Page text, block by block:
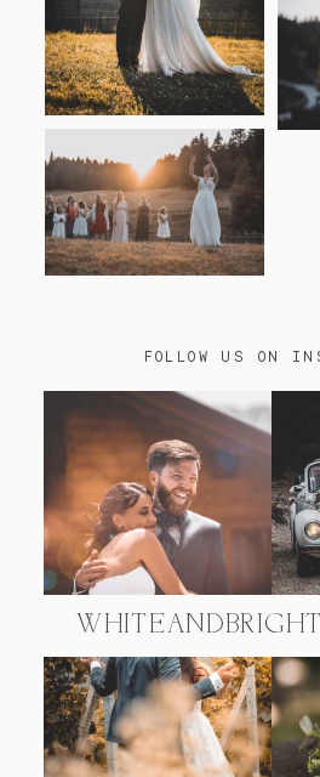
FOLLOW US ON